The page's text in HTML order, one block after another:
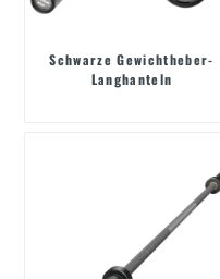
Schwarze Gewichtheber-
Langhanteln